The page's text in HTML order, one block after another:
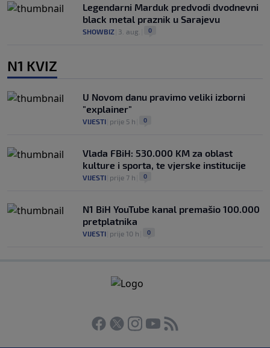
Legendarni Marduk predvodi dvodnevni
black metal praznik u Sarajevu
SHOWBIZ 3. aug. 0
N1 KVIZ
U Novom danu pravimo veliki izborni
"explainer"
VIJESTI prije 5 h 0
Vlada FBiH: 530.000 KM za oblast
kulture i sporta, te vjerske institucije
VIJESTI prije 7 h 0
N1 BiH YouTube kanal premašio 100.000
pretplatnika
VIJESTI prije 10 h 0